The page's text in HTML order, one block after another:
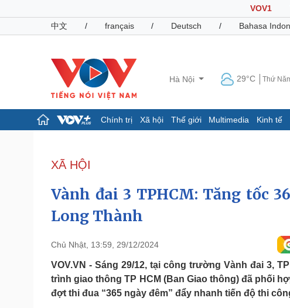
VOV1
中文
/ français / Deutsch / Bahasa
Hà Nội 29°C Thứ
Chính trị Xã hội Thế giới Multimedia Kinh tế
Đảng
Tổ chức nhân sự
Nhận diện sự thật
Dấu ấn VOV
Pháp luật
Tin nóng
Tư vấn luật
Việt Nam
Phân tích
XÃ HỘI
Vành đai 3 TPHCM: Tăng tốc
Long Thành
Chủ Nhật, 13:59, 29/12/2024
VOV.VN - Sáng 29/12, tại công trường Vành đai 3,
trình giao thông TP HCM (Ban Giao thông) đã phối
đợt thi đua “365 ngày đêm” đẩy nhanh tiến độ thi